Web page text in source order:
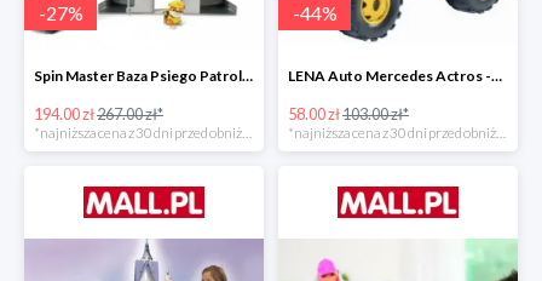
-27%
Spin Master Baza Psiego Patrolu -27%
194.00 zł267.00 zł*
*najniższa cena z 30 dni przed obniżką
-44%
LENA Auto Mercedes Actros -43%
58.00 zł103.00 zł*
*najniższa cena z 30 dni przed obniżką